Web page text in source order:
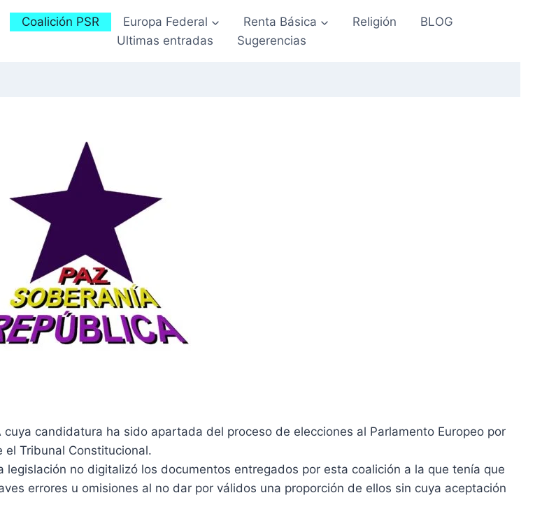
Coalición PSR Europa Federal Renta Básica Religión
BLOG
Ultimas entradas
Sugerencias
cuya candidatura ha sido apartada del proceso de elecciones al Parlamento Europeo por
Tribunal Constitucional.
no digitalizó los documentos entregados por esta coalición a la que tenía que
errores u omisiones al no dar por válidos una proporción de ellos sin cuya aceptación